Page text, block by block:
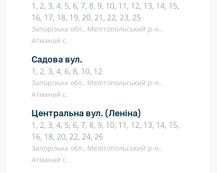
1, 2, 3, 4, 5, 6, 7, 8, 9, 10, 11, 12, 13, 14, 15,
16, 17, 18, 19, 20, 21, 22, 23, 25
Запорізька обл., Мелітопольський р-н.,
Атманай с.
Садова вул.
1, 2, 3, 4, 6, 8, 10, 12
Запорізька обл., Мелітопольський р-н.,
Атманай с.
Центральна вул. (Леніна)
1, 2, 3, 4, 5, 6, 7, 8, 9, 10, 11, 12, 13, 14, 15,
16, 18, 20, 22, 24, 26
Запорізька обл., Мелітопольський р-н.,
Атманай с.